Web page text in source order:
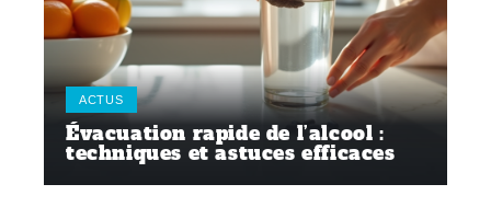
ACTUS
Évacuation rapide de l’alcool :
techniques et astuces efficaces